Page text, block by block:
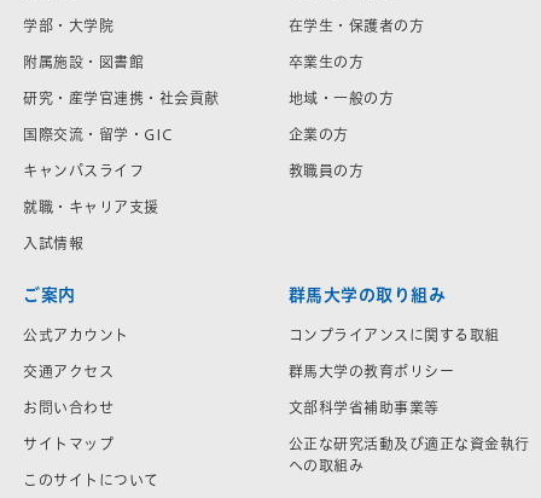
学部・大学院
附属施設・図書館
研究・産学官連携・社会貢献
国際交流・留学・GIC
キャンパスライフ
就職・キャリア支援
入試情報
在学生・保護者の方
卒業生の方
地域・一般の方
企業の方
教職員の方
ご案内
公式アカウント
交通アクセス
お問い合わせ
サイトマップ
このサイトについて
群馬大学の取り組み
コンプライアンスに関する取組
群馬大学の教育ポリシー
文部科学省補助事業等
公正な研究活動及び適正な資金執行
への取組み